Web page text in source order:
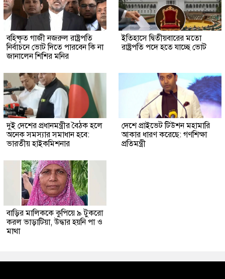
বহিষ্কৃত গাজী নজরুল রাষ্ট্রপতি
নির্বাচনে ভোট দিতে পারবেন কি না
জানালেন শিশির মনির
ইতিহাসে দ্বিতীয়বারের মতো
রাষ্ট্রপতি পদে হতে যাচ্ছে ভোট
দুই দেশের প্রধানমন্ত্রীর বৈঠক হলে
অনেক সমস্যার সমাধান হবে:
ভারতীয় হাইকমিশনার
দেশে প্রাইভেট টিউশন মহামারি
আকার ধারণ করেছে: গণশিক্ষা
প্রতিমন্ত্রী
বাড়ির মালিককে কুপিয়ে ৯ টুকরো
করল ভাড়াটিয়া, উদ্ধার হয়নি পা ও
মাথা